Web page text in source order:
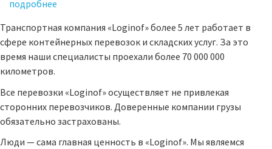
подробнее
Транспортная компания «Loginof» более 5 лет работает в
сфере контейнерных перевозок и складских услуг. За это
время наши специалисты проехали более 70 000 000
километров.
Все перевозки «Loginof» осуществляет не привлекая
сторонних перевозчиков. Доверенные компании грузы
обязательно застрахованы.
Люди — сама главная ценность в «Loginof». Мы являемся